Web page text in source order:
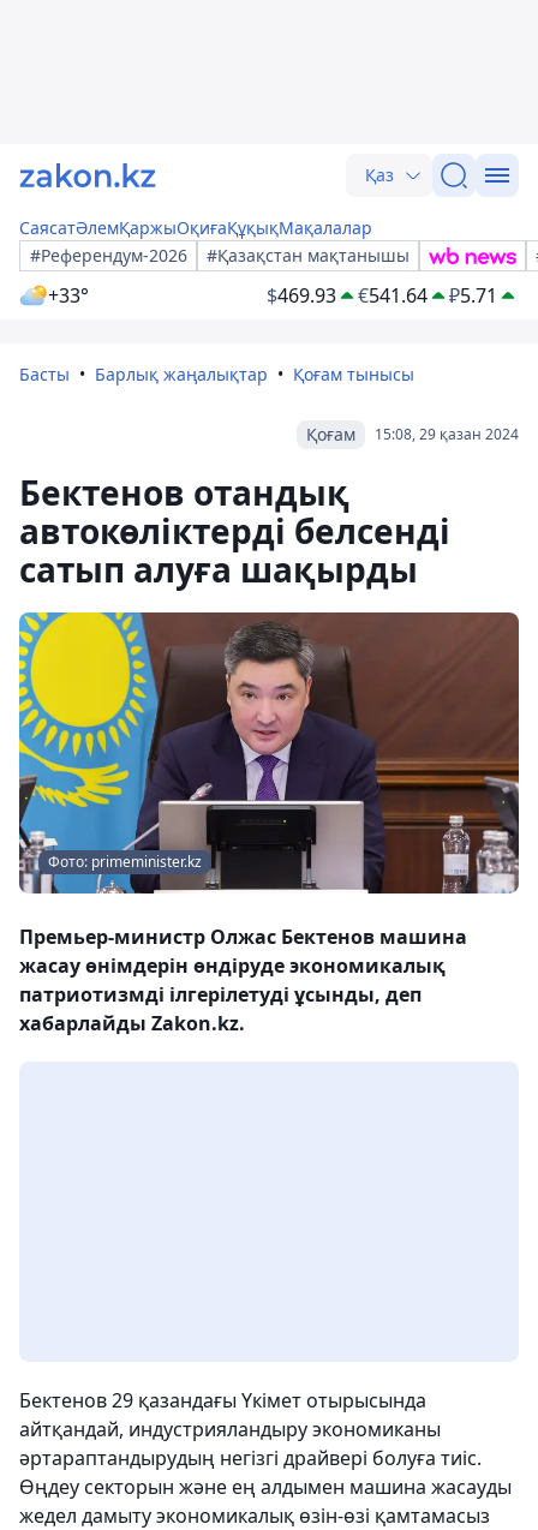
Қаз
СаясатӘлемҚаржыОқиғаҚұқықМақалалар
#Референдум-2026
#Қазақстан мақтанышы
+33° $469.93 €541.64 ₽5.71
Басты Барлық жаңалықтар Қоғам тынысы
15:08, 29 қазан 2024
Қоғам
Бектенов отандық
автокөліктерді белсенді
сатып алуға шақырды
Фото: primeminister.kz
Премьер-министр Олжас Бектенов машина
жасау өнімдерін өндіруде экономикалық
патриотизмді ілгерілетуді ұсынды, деп
хабарлайды Zakon.kz.
Бектенов 29 қазандағы Үкімет отырысында
айтқандай, индустрияландыру экономиканы
әртараптандырудың негізгі драйвері болуға тиіс.
Өңдеу секторын және ең алдымен машина жасауды
жедел дамыту экономикалық өзін-өзі қамтамасыз